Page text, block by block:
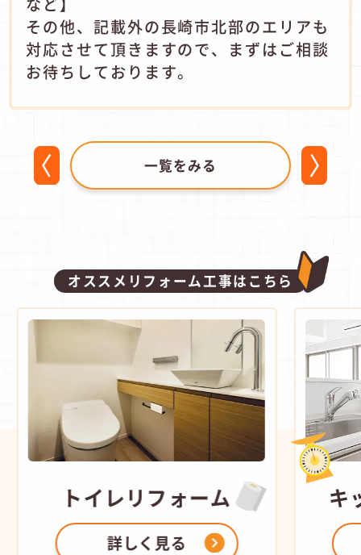
その他、記載外の長崎市北部のエリアも
対応させて頂きますので、まずはご相談
お待ちしております。
一覧をみる
オススメリフォーム工事はこちら
トイレリフォーム
詳しく見る
キ